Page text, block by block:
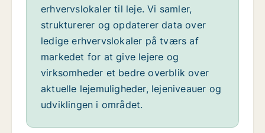
erhvervslokaler til leje. Vi samler,
strukturerer og opdaterer data over
ledige erhvervslokaler på tværs af
markedet for at give lejere og
virksomheder et bedre overblik over
aktuelle lejemuligheder, lejeniveauer og
udviklingen i området.